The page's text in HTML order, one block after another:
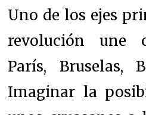
Uno de los ejes
revolución une
París, Bruselas,
Imaginar la